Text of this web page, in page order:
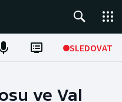
SLEDOVAT
ve Val